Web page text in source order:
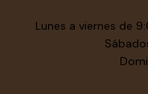
Lunes a viernes de